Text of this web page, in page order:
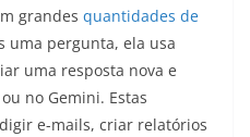
grandes quantidades de
uma pergunta, ela usa
uma resposta nova e
no Gemini. Estas
e-mails, criar relatórios